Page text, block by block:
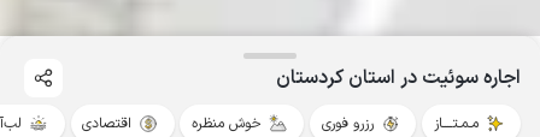
اجاره سوئیت در استان کردستان
مـمـتــــاز رزرو فوری خوش منظره اقتصادی